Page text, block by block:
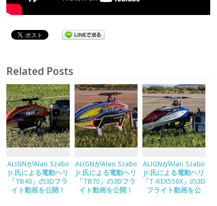
Related Posts
ALIGNがAlan Szabo
Jr.氏による電動ヘリ
「TB40」の3Dフラ
イト動画を公開！
ALIGNがAlan Szabo
Jr.氏による電動ヘリ
「TB70」の3Dフラ
イト動画を公開！
ALIGNがAlan Szabo
Jr.氏による電動ヘリ
「T-REX550X」の3D
フライト動画を公